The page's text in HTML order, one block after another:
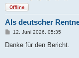
Offline
Als deutscher
B
i
12. Juni 2026, 05:35
Danke für den Bericht.